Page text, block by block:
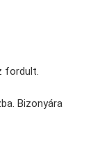
fordult.
Bizonyára